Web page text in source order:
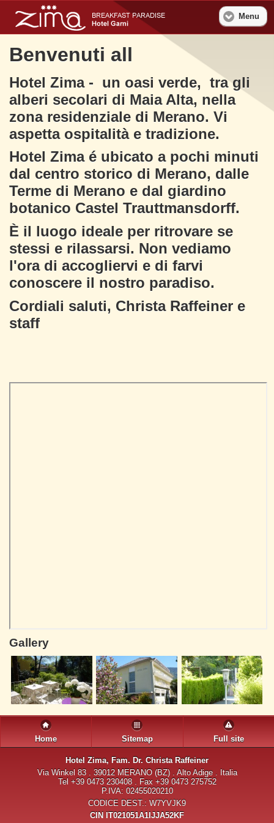
Menu
Benvenuti all
Hotel Zima - un oasi verde, tra gli
alberi secolari di Maia Alta, nella
zona residenziale di Merano. Vi
aspetta ospitalità e tradizione.
Hotel Zima é ubicato a pochi minuti
dal centro storico di Merano, dalle
Terme di Merano e dal giardino
botanico Castel Trauttmansdorff.
È il luogo ideale per ritrovare se
stessi e rilassarsi. Non vediamo
l'ora di accogliervi e di farvi
conoscere il nostro paradiso.
Cordiali saluti, Christa Raffeiner e
staff
Gallery
Home Sitemap Full site
Hotel Zima, Fam. Dr. Christa Raffeiner
Via Winkel 83 . 39012 MERANO (BZ) . Alto Adige . Italia
Tel +39 0473 230408 . Fax +39 0473 275752
P.IVA: 02455020210
CODICE DEST.: W7YVJK9
CIN IT021051A1IJJA52KF